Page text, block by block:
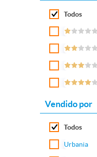
Todos
Vendido por
Todos
Urbania